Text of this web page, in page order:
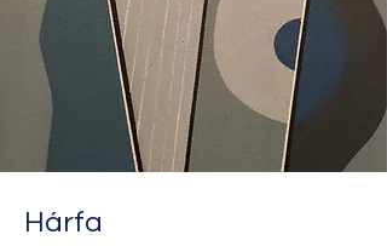
Hárfa